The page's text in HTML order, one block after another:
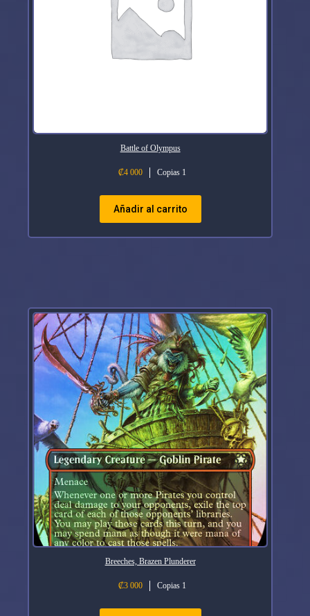
Battle of Olympus
₡4 000 Copias 1
Añadir al carrito
Breeches, Brazen Plunderer
₡3 000 Copias 1